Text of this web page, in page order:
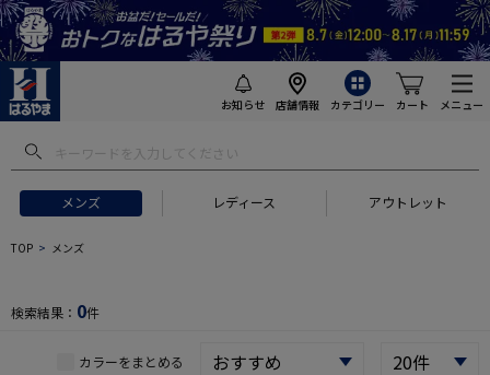
お知らせ 店舗情報 カテゴリー カート メニュー
メンズ レディース アウトレット
フトにおすすめ #セットアップ スーツ
TOP メンズ
検索結果： 0件
カラーをまとめる